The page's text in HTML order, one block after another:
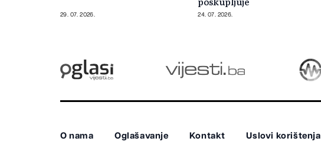
29. 07. 2026. 24. 07. 2026.
O nama Oglašavanje Kontakt Uslovi korištenja